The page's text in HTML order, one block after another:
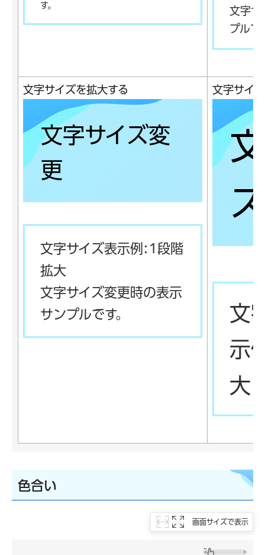
す。
文字サ
プルで
文字サイズを拡大する
文字サイズ変
更
文字サイズ表示例:1段階
拡大
文字サイズ変更時の表示
サンプルです。
文字サイ
文
示
大
色合い
画面サイズで表示